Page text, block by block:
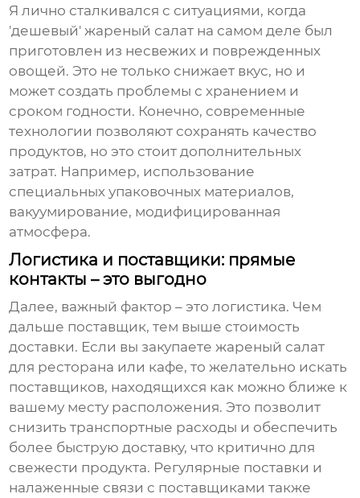
Я лично сталкивался с ситуациями, когда
'дешевый'жареный салат на самом деле был
приготовлен из несвежих и поврежденных
овощей. Это не только снижает вкус, но и
может создать проблемы с хранением и
сроком годности. Конечно, современные
технологии позволяют сохранять качество
продуктов, но это стоит дополнительных
затрат. Например, использование
специальных упаковочных материалов,
вакуумирование, модифицированная
атмосфера.
Логистика и поставщики: прямые
контакты – это выгодно
Далее, важный фактор – это логистика. Чем
дальше поставщик, тем выше стоимость
доставки. Если вы закупаетежареный салат
для ресторана или кафе, то желательно искать
поставщиков, находящихся как можно ближе к
вашему месту расположения. Это позволит
снизить транспортные расходы и обеспечить
более быструю доставку, что критично для
свежести продукта. Регулярные поставки и
налаженные связи с поставщиками также